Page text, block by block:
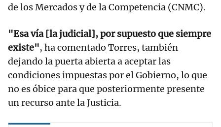
de los Mercados y de la Competencia (CNMC).
"Esa vía [la judicial], por supuesto que siempre
existe", ha comentado Torres, también
dejando la puerta abierta a aceptar las
condiciones impuestas por el Gobierno, lo que
no es óbice para que posteriormente presente
un recurso ante la Justicia.